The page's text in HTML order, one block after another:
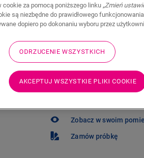
problemu! Zawsze
Nie masz
potrzeb?
Zobacz w swoim
Zamów próbkę
za pomocą poniższego linku „Zmień
są niezbędne do prawidłowego
dopiero po dokonaniu wyboru przez
ODRZUCENIE WSZYSTKICH
AKCEPTUJ WSZYSTKIE PLIKI COOKIE